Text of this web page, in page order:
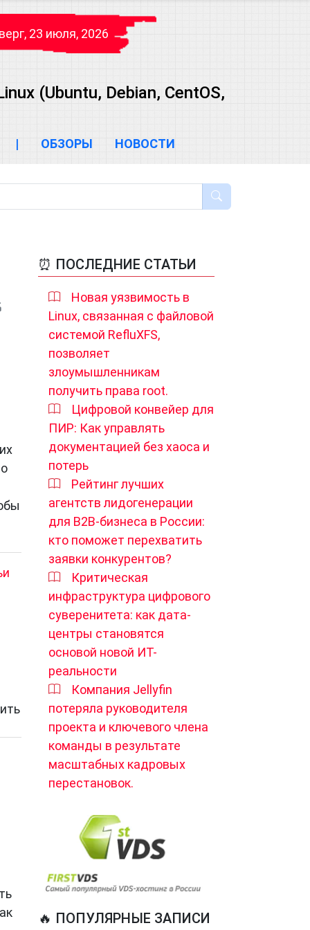
23 июля, 2026
(Ubuntu, Debian, CentOS,
| ОБЗОРЫ НОВОСТИ
⏰ ПОСЛЕДНИЕ СТАТЬИ
Новая уязвимость в
Linux, связанная с файловой
системой RefluXFS,
позволяет
злоумышленникам
получить права root.
Цифровой конвейер для
ПИР: Как управлять
документацией без хаоса и
потерь
Рейтинг лучших
агентств лидогенерации
для B2B-бизнеса в России:
кто поможет перехватить
заявки конкурентов?
Критическая
инфраструктура цифрового
суверенитета: как дата-
центры становятся
основой новой ИТ-
реальности
Компания Jellyfin
потеряла руководителя
проекта и ключевого члена
команды в результате
масштабных кадровых
перестановок.
🔥 ПОПУЛЯРНЫЕ ЗАПИСИ